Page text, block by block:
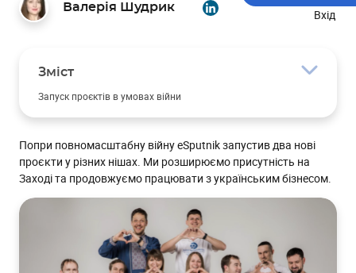
Вхід
Валерія Шудрик
Зміст
Запуск проєктів в умовах війни
Попри повномасштабну війну eSputnik запустив два нові
проєкти у різних нішах. Ми розширюємо присутність на
Заході та продовжуємо працювати з українським бізнесом.